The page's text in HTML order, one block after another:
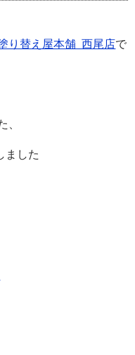
り替え屋本舗 西尾店で
、
ました